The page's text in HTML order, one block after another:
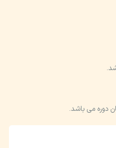
دوره می باشد.